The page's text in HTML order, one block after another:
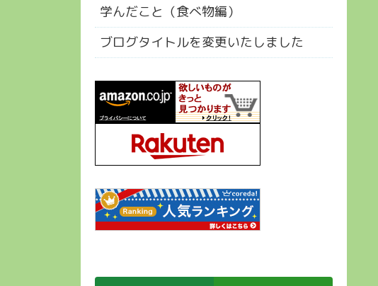
学んだこと（食べ物編）
ブログタイトルを変更いたしました